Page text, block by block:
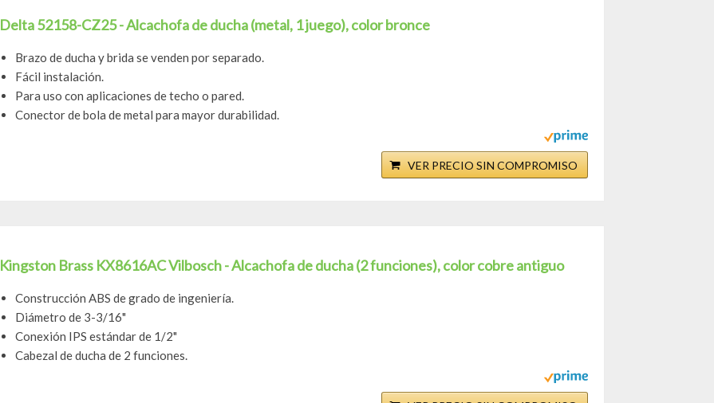
Delta 52158-CZ25 - Alcachofa de ducha (metal, 1 juego), color bronce
Brazo de ducha y brida se venden por separado.
Fácil instalación.
Para uso con aplicaciones de techo o pared.
Conector de bola de metal para mayor durabilidad.
VER PRECIO SIN COMPROMISO
Kingston Brass KX8616AC Vilbosch - Alcachofa de ducha (2 funciones), color cobre antiguo
Construcción ABS de grado de ingeniería.
Diámetro de 3-3/16"
Conexión IPS estándar de 1/2"
Cabezal de ducha de 2 funciones.